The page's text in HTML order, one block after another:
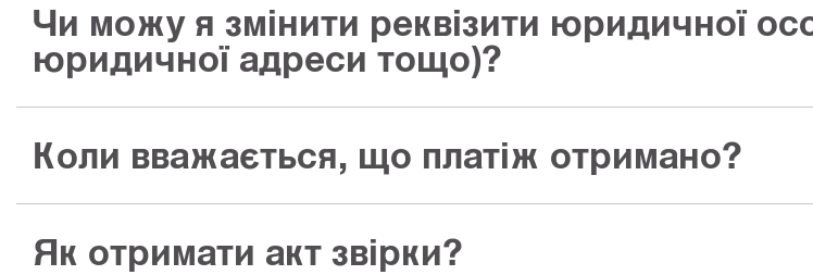
Чи можу я змінити реквізити юридичної
юридичної адреси тощо)?
Коли вважається, що платіж отримано?
Як отримати акт звірки?